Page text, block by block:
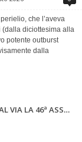
che l’aveva
(dalla diciottesima alla
potente outburst
dalla
Agosto 2026